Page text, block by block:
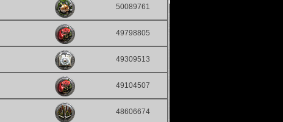
50089761
49798805
49309513
49104507
48606674